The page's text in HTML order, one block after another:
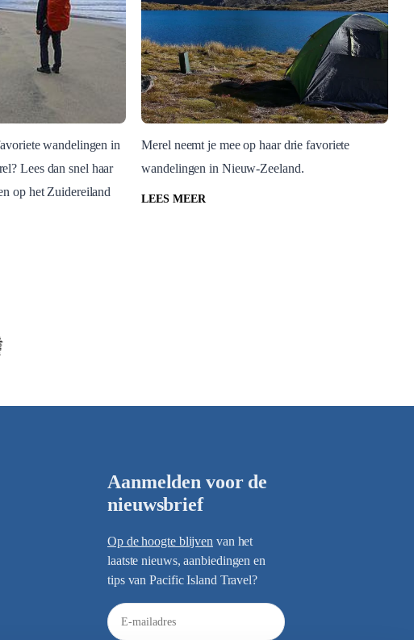
mee
wandelingen in
Lees dan snel haar
op het Zuidereiland
Nieuw-Zeeland
Wandelen op het
Merel neemt je mee op haar drie favoriete
wandelingen in Nieuw-Zeeland.
LEES MEER
Aanmelden voor de
nieuwsbrief
Op de hoogte blijven van het
laatste nieuws, aanbiedingen en
tips van Pacific Island Travel?
E
-